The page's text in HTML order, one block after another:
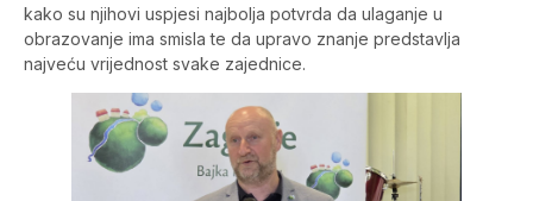
kako su njihovi uspjesi najbolja potvrda da ulaganje u
obrazovanje ima smisla te da upravo znanje predstavlja
najveću vrijednost svake zajednice.